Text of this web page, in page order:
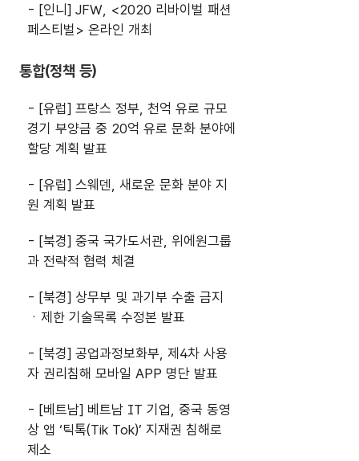
- [인니] JFW, <2020 리바이벌 패션
페스티벌> 온라인 개최
통합(정책 등)
- [유럽] 프랑스 정부, 천억 유로 규모
경기 부양금 중 20억 유로 문화 분야에
할당 계획 발표
- [유럽] 스웨덴, 새로운 문화 분야 지
원 계획 발표
- [북경] 중국 국가도서관, 위에원그룹
과 전략적 협력 체결
- [북경] 상무부 및 과기부 수출 금지
ㆍ제한 기술목록 수정본 발표
- [북경] 공업과정보화부, 제4차 사용
자 권리침해 모바일 APP 명단 발표
- [베트남] 베트남 IT 기업, 중국 동영
상 앱 ‘틱톡(Tik Tok)’ 지재권 침해로
제소